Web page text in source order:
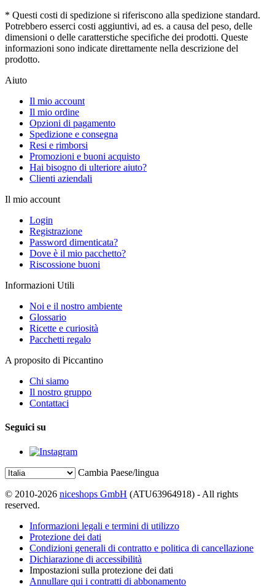
* Questi costi di spedizione si riferiscono alla spedizione standard.
Potrebbero esserci costi aggiuntivi, ad es. a causa del peso, delle
dimensioni o delle caratterstiche specifiche dei prodotti. Queste
informazioni sono indicate direttamente nella descrizione del
prodotto.
Aiuto
Il mio account
Il mio ordine
Opzioni di pagamento
Spedizione e consegna
Resi e rimborsi
Promozioni e buoni acquisto
Hai bisogno di ulteriore aiuto?
Clienti aziendali
Il mio account
Login
Registrazione
Password dimenticata?
Dove è il mio pacchetto?
Riscossione buoni
Informazioni Utili
Noi e il nostro ambiente
Glossario
Ricette e curiosità
Pacchetti regalo
A proposito di Piccantino
Chi siamo
Il nostro gruppo
Contattaci
Seguici su
Cambia Paese/lingua
© 2010-2026 niceshops GmbH (ATU63964918) - All rights
reserved.
Informazioni legali e termini di utilizzo
Protezione dei dati
Condizioni generali di contratto e politica di cancellazione
Dichiarazione di accessibilità
Impostazioni sulla protezione dei dati
Annullare qui i contratti di abbonamento